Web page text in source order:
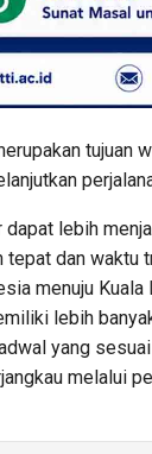
tujuan
dapat lebih
dan waktu
menuju
lebih
yang
melalui